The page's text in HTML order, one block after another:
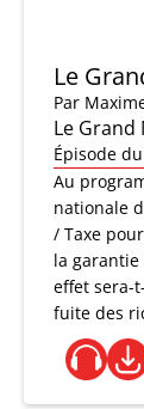
Le
Par
Le
Épisode
Au
nationale
/ Taxe
la garantie
effet sera-
fuite des